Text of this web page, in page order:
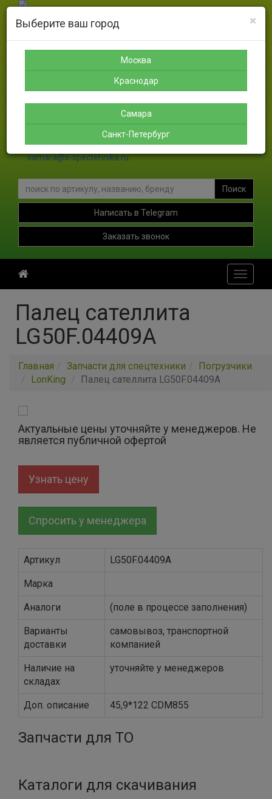
Москва
Санкт-
Петербург
366-07-
sales@s-spectehnika.ru
krasnodar@s-spectehnika.ru
samara@s-spectehnika.ru
Поиск
Написать в Telegram
Заказать звонок
Toggle
Палец сателлита
LG50F.04409A
Главная Запчасти для спецтехники
Погрузчики
LonKing
Палец сателлита LG50F.04409A
Актуальные цены уточняйте у менеджеров. Не
является публичной офертой
Узнать цену
Спросить у менеджера
Артикул LG50F.04409A
Марка
Аналоги (поле в процессе заполнения)
Варианты
доставки
самовывоз, транспортной
компанией
Наличие на
складах
уточняйте у менеджеров
Доп. описание 45,9*122 CDM855
Запчасти для ТО
Каталоги для скачивания
×
Выберите ваш город
Москва
Краснодар
Самара
Санкт-Петербург